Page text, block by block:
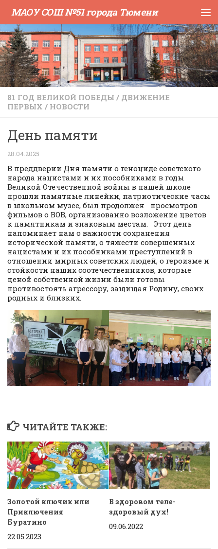
Skip to content
МАОУ СОШ №51 города Тюмени
81 ГОД ВЕЛИКОЙ ПОБЕДЫ / ДВИЖЕНИЕ
ПЕРВЫХ / НОВОСТИ
День памяти
28.04.2025
В преддверии Дня памяти о геноциде советского
народа нацистами и их пособниками в годы
Великой Отечественной войны в нашей школе
прошли памятные линейки, патриотические часы
в школьном музее, был продолжен просмотров
фильмов о ВОВ, организованно возложение цветов
к памятникам и знаковым местам. Этот день
напоминает нам о важности сохранения
исторической памяти, о тяжести совершенных
нацистами и их пособниками преступлений в
отношении мирных советских людей, о героизме и
стойкости наших соотечественников, которые
ценой собственной жизни были готовы
противостоять агрессору, защищая Родину, своих
родных и близких.
ЧИТАЙТЕ ТАКЖЕ:
Золотой ключик или
Приключения
Буратино
22.05.2023
В здоровом теле-
здоровый дух!
09.06.2022